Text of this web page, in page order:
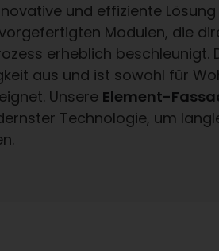
und effiziente
Modulen, die
erheblich beschleunigt.
aus und ist sowohl für
Unsere Element-
Technologie, um